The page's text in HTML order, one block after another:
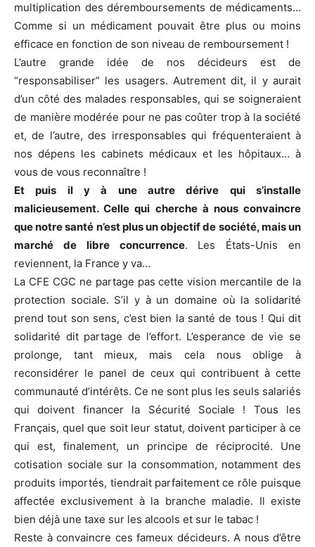
multiplication des déremboursements de médicaments…
Comme si un médicament pouvait être plus ou moins
efficace en fonction de son niveau de remboursement !
L’autre grande idée de nos décideurs est de
“responsabiliser” les usagers. Autrement dit, il y aurait
d’un côté des malades responsables, qui se soigneraient
de manière modérée pour ne pas coûter trop à la société
et, de l’autre, des irresponsables qui fréquenteraient à
nos dépens les cabinets médicaux et les hôpitaux… à
vous de vous reconnaître !
Et puis il y à une autre dérive qui s’installe
malicieusement. Celle qui cherche à nous convaincre
que notre santé n’est plus un objectif de société, mais un
marché de libre concurrence. Les États-Unis en
reviennent, la France y va…
La CFE CGC ne partage pas cette vision mercantile de la
protection sociale. S’il y à un domaine où la solidarité
prend tout son sens, c’est bien la santé de tous ! Qui dit
solidarité dit partage de l’effort. L’esperance de vie se
prolonge, tant mieux, mais cela nous oblige à
reconsidérer le panel de ceux qui contribuent à cette
communauté d’intérêts. Ce ne sont plus les seuls salariés
qui doivent financer la Sécurité Sociale ! Tous les
Français, quel que soit leur statut, doivent participer à ce
qui est, finalement, un principe de réciprocité. Une
cotisation sociale sur la consommation, notamment des
produits importés, tiendrait parfaitement ce rôle puisque
affectée exclusivement à la branche maladie. Il existe
bien déjà une taxe sur les alcools et sur le tabac !
Reste à convaincre ces fameux décideurs. A nous d’être